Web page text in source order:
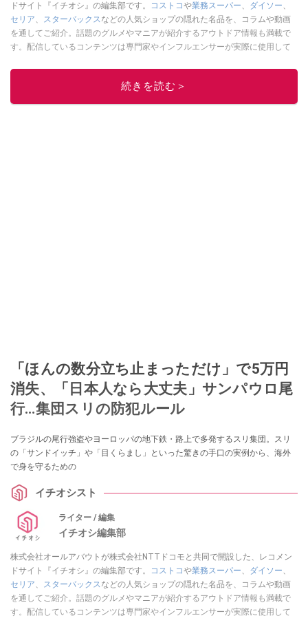
ドサイト『イチオシ』の編集部です。
コストコや業務スーパー、 ダイソー、
セリア、 スターバックスなどの人気ショップの隠れた名品を、コラムや動画
を通してご紹介。話題のグルメやマニアが紹介するアウトドア情報も満載で
す。配信しているコンテンツは専門家やインフルエンサーが実際に使用して
ニュースでフォロー
続きを読む＞
「ほんの数分立ち止まっただけ」で5万円
消失、「日本人なら大丈夫」サンパウロ尾
行…集団スリの防犯ルール
ブラジルの尾行強盗やヨーロッパの地下鉄・路上で多発するスリ集団。スリ
の「サンドイッチ」や「目くらまし」といった驚きの手口の実例から、海外
で身を守るための
イチオシスト
ライター / 編集
イチオシ編集部
株式会社オールアバウトが株式会社NTTドコモと共同で開設した、レコメン
ドサイト『イチオシ』の編集部です。
コストコや業務スーパー、 ダイソー、
セリア、 スターバックスなどの人気ショップの隠れた名品を、コラムや動画
を通してご紹介。話題のグルメやマニアが紹介するアウトドア情報も満載で
す。配信しているコンテンツは専門家やインフルエンサーが実際に使用して